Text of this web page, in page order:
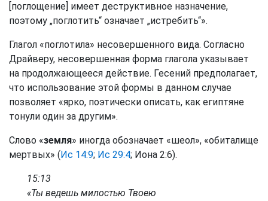
[поглощение] имеет деструктивное назначение,
поэтому „поглотить“ означает „истребить“».
Глагол «поглотила» несовершенного вида. Согласно
Драйверу, несовершенная форма глагола указывает
на продолжающееся действие. Гесений предполагает,
что использование этой формы в данном случае
позволяет «ярко, поэтически описать, как египтяне
тонули один за другим».
Слово «земля» иногда обозначает «шеол», «обиталище
мертвых» (Ис 14:9; Ис 29:4; Иона 2:6).
15:13
«Ты ведешь милостью Твоею